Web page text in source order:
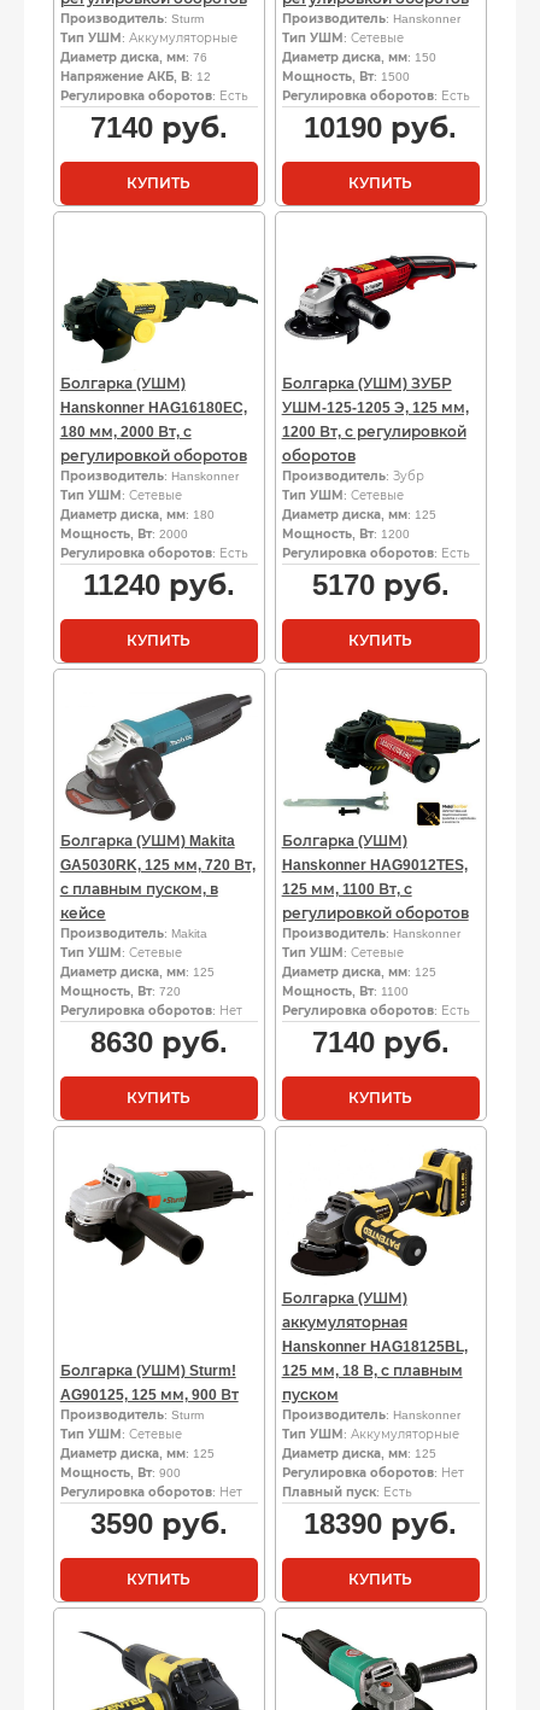
Производитель: Sturm
Тип УШМ : Аккумуляторные
Диаметр диска, мм: 76
Напряжение АКБ, В: 12
Регулировка оборотов: Есть
7140руб.
КУПИТЬ
Производитель: Hanskonner
Тип УШМ : Сетевые
Диаметр диска, мм: 150
Мощность, Вт: 1500
Регулировка оборотов: Есть
10190 руб.
КУПИТЬ
Болгарка (УШМ)
Hanskonner HAG16180EC,
180 мм, 2000 Вт, с
регулировкой оборотов
Производитель: Hanskonner
Тип УШМ : Сетевые
Диаметр диска, мм: 180
Мощность, Вт: 2000
Регулировка оборотов: Есть
11240руб.
КУПИТЬ
Болгарка (УШМ) ЗУБР
УШМ-125-1205 Э, 125 мм,
1200 Вт, с регулировкой
оборотов
Производитель: Зубр
Тип УШМ : Сетевые
Диаметр диска, мм: 125
Мощность, Вт: 1200
Регулировка оборотов: Есть
5170руб.
КУПИТЬ
Болгарка (УШМ) Makita
GA5030RK, 125 мм, 720 Вт,
с плавным пуском, в
кейсе
Производитель: Makita
Тип УШМ : Сетевые
Диаметр диска, мм: 125
Мощность, Вт: 720
Регулировка оборотов: Нет
8630руб.
КУПИТЬ
Болгарка (УШМ)
Hanskonner HAG9012TES,
125 мм, 1100 Вт, с
регулировкой оборотов
Производитель: Hanskonner
Тип УШМ : Сетевые
Диаметр диска, мм: 125
Мощность, Вт: 1100
Регулировка оборотов: Есть
7140руб.
КУПИТЬ
Болгарка (УШМ) Sturm!
AG90125, 125 мм, 900 Вт
Производитель: Sturm
Тип УШМ : Сетевые
Диаметр диска, мм: 125
Мощность, Вт: 900
Регулировка оборотов: Нет
3590руб.
КУПИТЬ
Болгарка (УШМ)
аккумуляторная
Hanskonner HAG18125BL,
125 мм, 18 В, с плавным
пуском
Производитель: Hanskonner
Тип УШМ : Аккумуляторные
Диаметр диска, мм: 125
Регулировка оборотов: Нет
Плавный пуск: Есть
18390 руб.
КУПИТЬ